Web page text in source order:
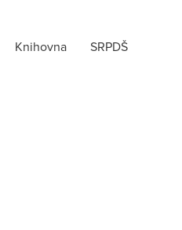
Knihovna SRPDŠ